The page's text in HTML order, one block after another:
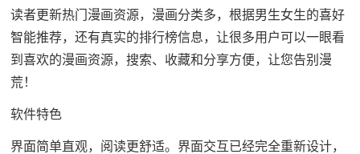
读者更新热门漫画资源，漫画分类多，根据男生女生的喜好
智能推荐，还有真实的排行榜信息，让很多用户可以一眼看
到喜欢的漫画资源，搜索、收藏和分享方便，让您告别漫
荒！
软件特色
界面简单直观，阅读更舒适。界面交互已经完全重新设计，